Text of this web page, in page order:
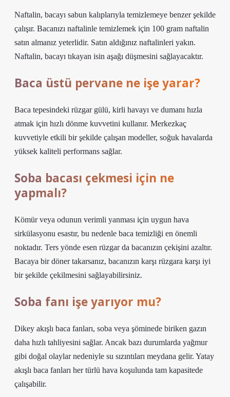
Naftalin, bacayı sabun kalıplarıyla temizlemeye benzer şekilde
çalışır. Bacanızı naftalinle temizlemek için 100 gram naftalin
satın almanız yeterlidir. Satın aldığınız naftalinleri yakın.
Naftalin, bacayı tıkayan isin aşağı düşmesini sağlayacaktır.
Baca üstü pervane ne işe yarar?
Baca tepesindeki rüzgar gülü, kirli havayı ve dumanı hızla
atmak için hızlı dönme kuvvetini kullanır. Merkezkaç
kuvvetiyle etkili bir şekilde çalışan modeller, soğuk havalarda
yüksek kaliteli performans sağlar.
Soba bacası çekmesi için ne
yapmalı?
Kömür veya odunun verimli yanması için uygun hava
sirkülasyonu esastır, bu nedenle baca temizliği en önemli
noktadır. Ters yönde esen rüzgar da bacanızın çekişini azaltır.
Bacaya bir döner takarsanız, bacanızın karşı rüzgara karşı iyi
bir şekilde çekilmesini sağlayabilirsiniz.
Soba fanı işe yarıyor mu?
Dikey akışlı baca fanları, soba veya şöminede biriken gazın
daha hızlı tahliyesini sağlar. Ancak bazı durumlarda yağmur
gibi doğal olaylar nedeniyle su sızıntıları meydana gelir. Yatay
akışlı baca fanları her türlü hava koşulunda tam kapasitede
çalışabilir.